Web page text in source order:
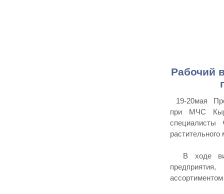
Рабочий
19-20мая
при МЧС
специалисты
В ходе